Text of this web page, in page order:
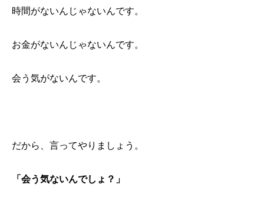
時間がないんじゃないんです。
お金がないんじゃないんです。
会う気がないんです。
だから、言ってやりましょう。
「会う気ないんでしょ？」